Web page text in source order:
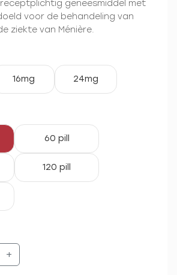
geneesmiddel met
voor de behandeling van
ziekte van Ménière.
16mg 24mg
60 pill
120 pill
+